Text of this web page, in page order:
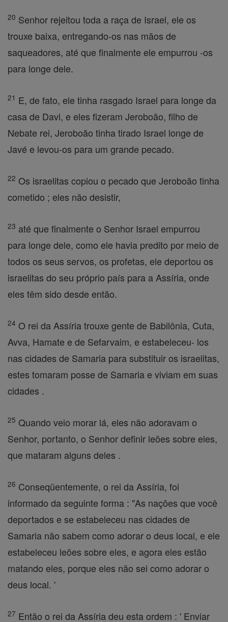
20 Senhor rejeitou toda a raça de Israel, ele os
trouxe baixa, entregando-os nas mãos de
saqueadores, até que finalmente ele empurrou -os
para longe dele.
21 E, de fato, ele tinha rasgado Israel para longe da
casa de Davi, e eles fizeram Jeroboão, filho de
Nebate rei, Jeroboão tinha tirado Israel longe de
Javé e levou-os para um grande pecado.
22 Os israelitas copiou o pecado que Jeroboão tinha
cometido ; eles não desistir,
23 até que finalmente o Senhor Israel empurrou
para longe dele, como ele havia predito por meio de
todos os seus servos, os profetas, ele deportou os
israelitas do seu próprio país para a Assíria, onde
eles têm sido desde então.
24 O rei da Assíria trouxe gente de Babilônia, Cuta,
Avva, Hamate e de Sefarvaim, e estabeleceu- los
nas cidades de Samaria para substituir os israelitas,
estes tomaram posse de Samaria e viviam em suas
cidades .
25 Quando veio morar lá, eles não adoravam o
Senhor, portanto, o Senhor definir leões sobre eles,
que mataram alguns deles .
26 Conseqüentemente, o rei da Assíria, foi
informado da seguinte forma : "As nações que você
deportados e se estabeleceu nas cidades de
Samaria não sabem como adorar o deus local, e ele
estabeleceu leões sobre eles, e agora eles estão
matando eles, porque eles não sei como adorar o
deus local. '
27 Então o rei da Assíria deu esta ordem : ' Enviar